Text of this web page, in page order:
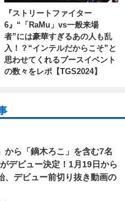
『ストリートファイター
6』“「RaMu」vs一般来場
者”には豪華すぎるあの人も乱
入！？“インテルだからこそ”と
思わせてくれるブースイベント
の数々をレポ【TGS2024】
から「鏑木ろこ」を含む7名
デビュー決定！1月19日から
、デビュー前切り抜き動画の